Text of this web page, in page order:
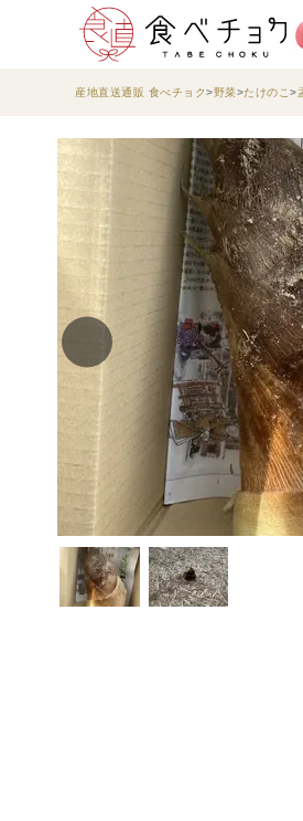
産地直送通販 食べチョク 野菜 たけのこ